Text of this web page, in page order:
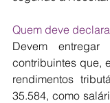
Quem deve
Devem
contribuintes que,
rendimentos
35.584, como